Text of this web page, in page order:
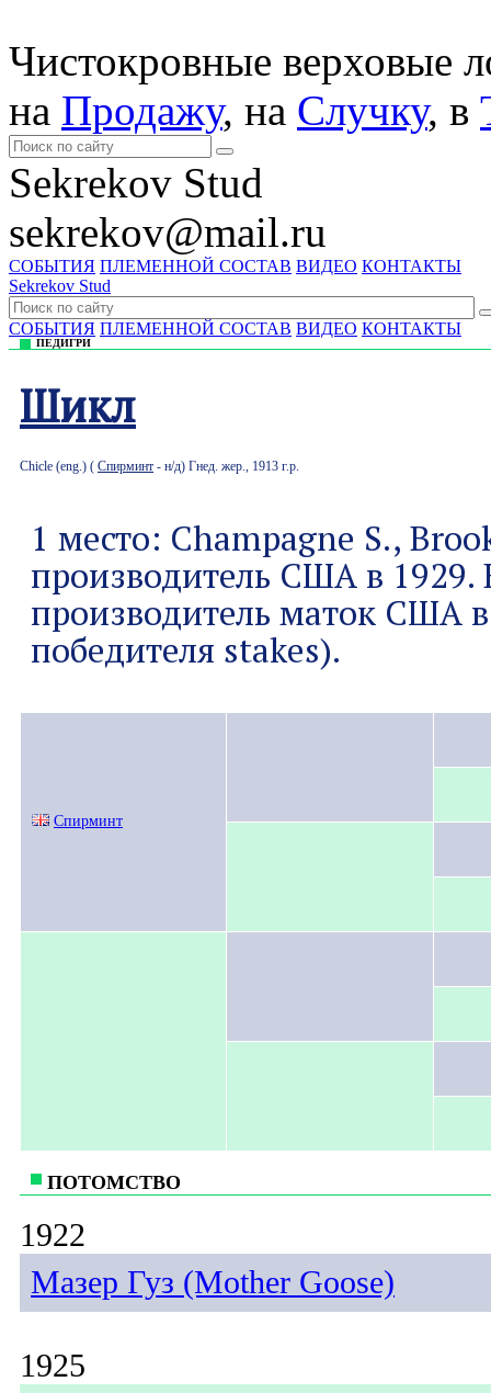
Чистокровные верховые
на Продажу, на Случку, в
Sekrekov Stud
sekrekov@mail.ru
СОБЫТИЯ ПЛЕМЕННОЙ СОСТАВ ВИДЕО КОНТАКТЫ
Sekrekov Stud
СОБЫТИЯ ПЛЕМЕННОЙ СОСТАВ ВИДЕО КОНТАКТЫ
ПЕДИГРИ
Шикл
Chicle (eng.) ( Спирминт - н/д) Гнед. жер., 1913 г.р.
1 место: Champagne S.,
производитель США в
производитель маток США
победителя stakes).
Спирминт
ПОТОМСТВО
1922
Мазер Гуз (Mother Goose)
1925